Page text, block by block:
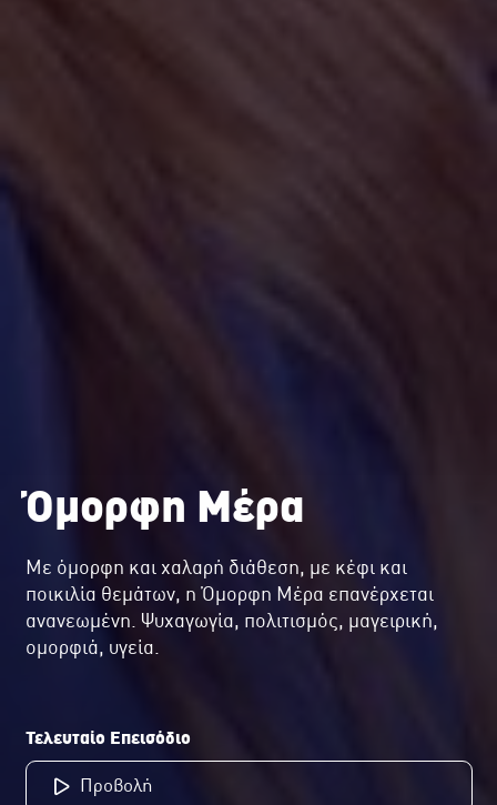
Όμορφη Μέρα
Με όμορφη και χαλαρή διάθεση, με κέφι και
ποικιλία θεμάτων, η Όμορφη Μέρα επανέρχεται
ανανεωμένη. Ψυχαγωγία, πολιτισμός, μαγειρική,
ομορφιά, υγεία.
Τελευταίο Επεισόδιο
Προβολή